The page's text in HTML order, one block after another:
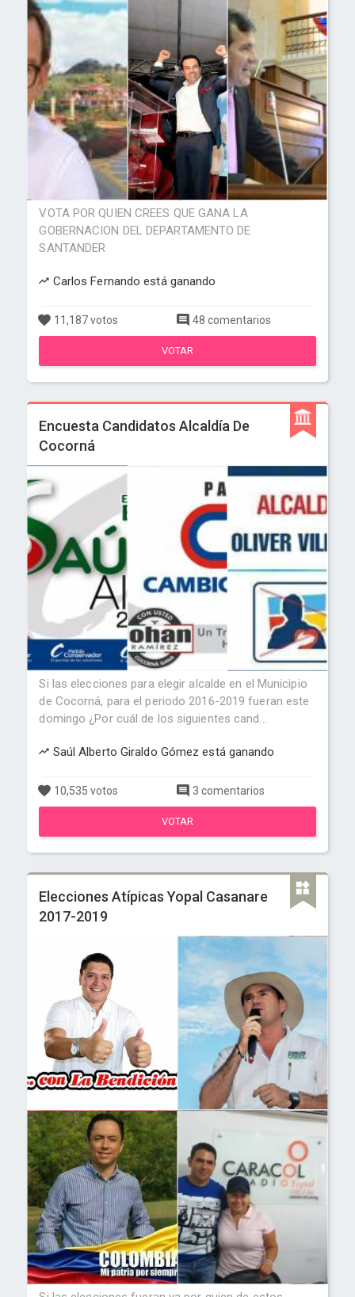
VOTA POR QUIEN CREES QUE GANA LA
GOBERNACION DEL DEPARTAMENTO DE
SANTANDER
Carlos Fernando está ganando
11,187 votos 48 comentarios
VOTAR
Encuesta Candidatos Alcaldía De
Cocorná
Si las elecciones para elegir alcalde en el Municipio
de Cocorná, para el periodo 2016-2019 fueran este
domingo ¿Por cuál de los siguientes cand...
Saúl Alberto Giraldo Gómez está ganando
10,535 votos 3 comentarios
VOTAR
Elecciones Atípicas Yopal Casanare
2017-2019